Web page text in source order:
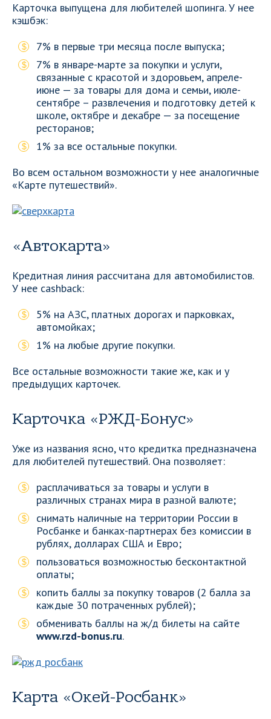
Карточка выпущена для любителей шопинга. У нее
кэшбэк:
7% в первые три месяца после выпуска;
7% в январе-марте за покупки и услуги,
связанные с красотой и здоровьем, апреле-
июне — за товары для дома и семьи, июле-
сентябре – развлечения и подготовку детей к
школе, октябре и декабре — за посещение
ресторанов;
1% за все остальные покупки.
Во всем остальном возможности у нее аналогичные
«Карте путешествий».
«Автокарта»
Кредитная линия рассчитана для автомобилистов.
У нее cashback:
5% на АЗС, платных дорогах и парковках,
автомойках;
1% на любые другие покупки.
Все остальные возможности такие же, как и у
предыдущих карточек.
Карточка «РЖД-Бонус»
Уже из названия ясно, что кредитка предназначена
для любителей путешествий. Она позволяет:
расплачиваться за товары и услуги в
различных странах мира в разной валюте;
снимать наличные на территории России в
Росбанке и банках-партнерах без комиссии в
рублях, долларах США и Евро;
пользоваться возможностью бесконтактной
оплаты;
копить баллы за покупку товаров (2 балла за
каждые 30 потраченных рублей);
обменивать баллы на ж/д билеты на сайте
www.rzd-bonus.ru.
Карта «Окей-Росбанк»